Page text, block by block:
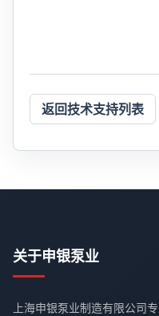
返回技术支持列表
关于申银泵业
上海申银泵业制造有限公司